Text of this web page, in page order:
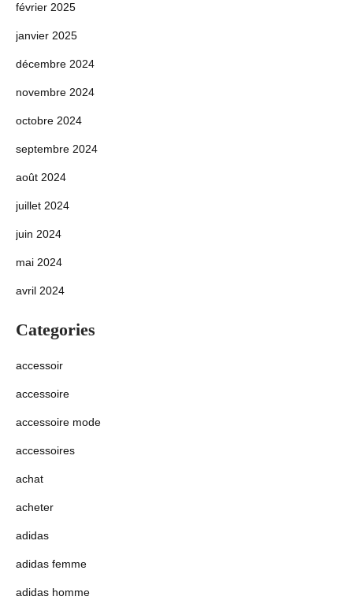
février 2025
janvier 2025
décembre 2024
novembre 2024
octobre 2024
septembre 2024
août 2024
juillet 2024
juin 2024
mai 2024
avril 2024
Categories
accessoir
accessoire
accessoire mode
accessoires
achat
acheter
adidas
adidas femme
adidas homme